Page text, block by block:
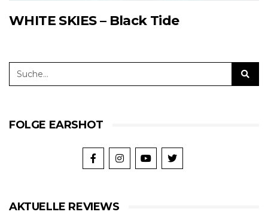
WHITE SKIES – Black Tide
FOLGE EARSHOT
AKTUELLE REVIEWS